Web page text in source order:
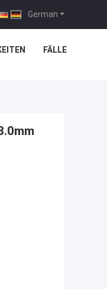
German
FÄLLE